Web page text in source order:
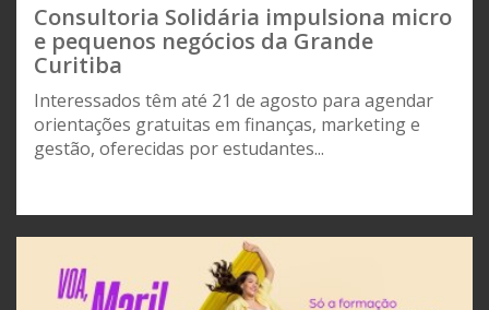
Consultoria Solidária impulsiona micro
e pequenos negócios da Grande
Curitiba
Interessados têm até 21 de agosto para agendar
orientações gratuitas em finanças, marketing e
gestão, oferecidas por estudantes...